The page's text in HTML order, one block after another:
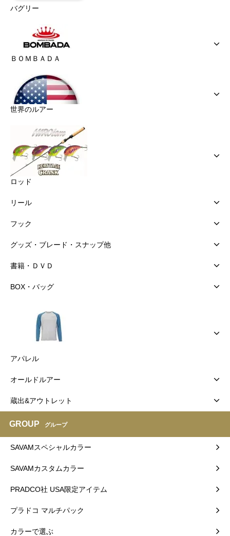
バグリー
ＢＯＭＢＡＤＡ
世界のルアー
ロッド
リール
フック
グッズ・ブレード・スナップ他
書籍・ＤＶＤ
BOX・バッグ
アパレル
オールドルアー
蔵出&アウトレット
GROUP グループ
SAVAMスペシャルカラー
SAVAMカスタムカラー
PRADCO社 USA限定アイテム
プラドコ マルチパック
カラーで選ぶ